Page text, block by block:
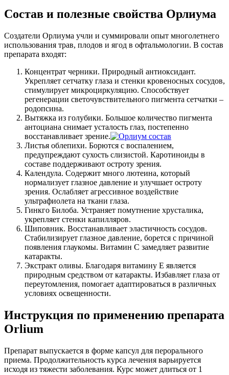
Состав и полезные свойства Орлиума
Создатели Орлиума учли и суммировали опыт многолетнего
использования трав, плодов и ягод в офтальмологии. В состав
препарата входят:
Концентрат черники. Природный антиоксидант.
Укрепляет сетчатку глаза и стенки кровеносных сосудов,
стимулирует микроциркуляцию. Способствует
регенерации светочувствительного пигмента сетчатки –
родопсина.
Вытяжка из голубики. Большое количество пигмента
антоциана снимает усталость глаз, постепенно
восстанавливает зрение.
Листья облепихи. Борются с воспалением,
предупреждают сухость слизистой. Каротиноиды в
составе поддерживают остроту зрения.
Календула. Содержит много лютеина, который
нормализует глазное давление и улучшает остроту
зрения. Ослабляет агрессивное воздействие
ультрафиолета на ткани глаза.
Гинкго Билоба. Устраняет помутнение хрусталика,
укрепляет стенки капилляров.
Шиповник. Восстанавливает эластичность сосудов.
Стабилизирует глазное давление, борется с причиной
появления глаукомы. Витамин С замедляет развитие
катаракты.
Экстракт оливы. Благодаря витамину Е является
природным средством от катаракты. Избавляет глаза от
переутомления, помогает адаптироваться в различных
условиях освещенности.
Инструкция по применению препарата
Orlium
Препарат выпускается в форме капсул для перорального
приема. Продолжительность курса лечения варьируется
исходя из тяжести заболевания. Курс может длиться от 1